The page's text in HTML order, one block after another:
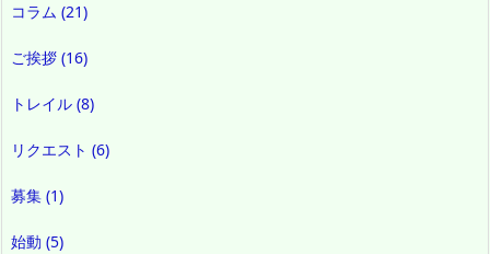
コラム (21)
ご挨拶 (16)
トレイル (8)
リクエスト (6)
募集 (1)
始動 (5)